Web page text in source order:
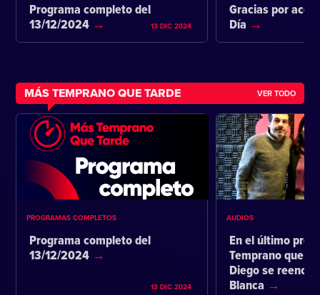
Programa completo del
13/12/2024
13 DIC 2024
Gracias por
Día
MÁS TEMPRANO QUE TARDE VER TODO
PROGRAMAS COMPLETOS
Programa completo del
13/12/2024
13 DIC 2024
AUDIOS
En el último
Temprano que
Diego se
Blanca